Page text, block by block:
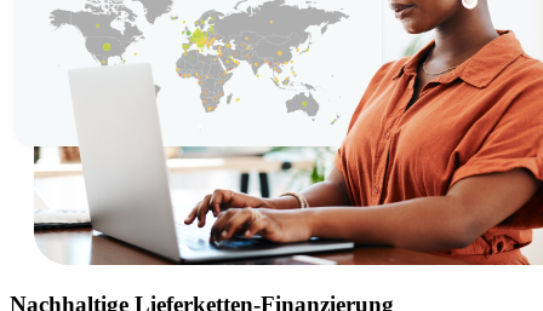
Nachhaltige Lieferketten-Finanzierung